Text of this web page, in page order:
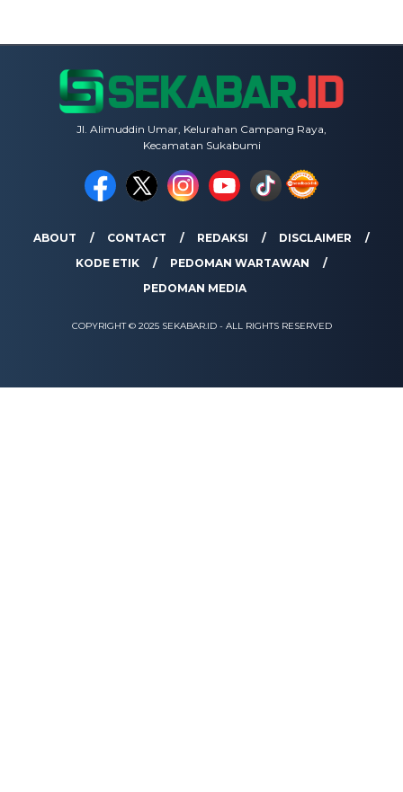
Jl. Alimuddin Umar, Kelurahan Campang Raya,
Kecamatan Sukabumi
ABOUT CONTACT REDAKSI
DISCLAIMER
KODE ETIK
PEDOMAN WARTAWAN
PEDOMAN MEDIA
COPYRIGHT © 2025 SEKABAR.ID - ALL RIGHTS RESERVED